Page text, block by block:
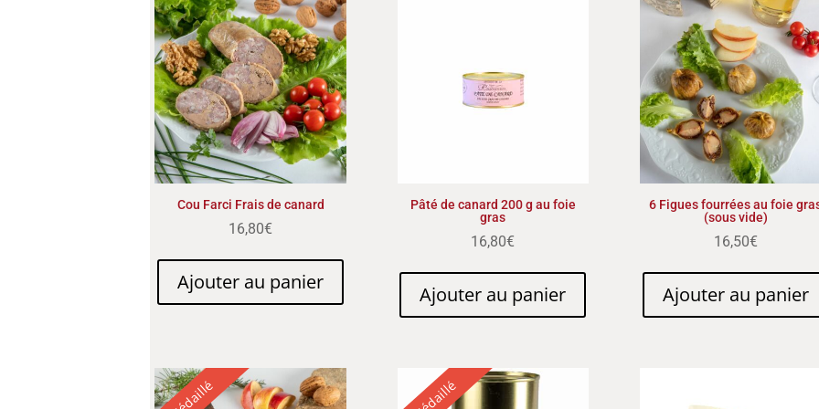
Cou Farci Frais de canard
16,80€
Ajouter au panier
Pâté de canard 200 g au foie
gras
16,80€
Ajouter au panier
6 Figues fourrées au foie
(sous vide)
16,50€
Ajouter au panier